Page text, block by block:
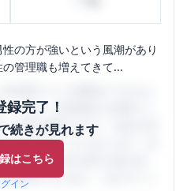
の方が強いという風潮があり
管理職も増えてきて...
録完了！
続きが見れます
はこちら
イン
ハブ)は、女性限定の企業口コ
女性の働きやすさ・会社の評
き点がたくさんあります。先
して、本当の会社の姿を知
解消するために、ぜひサイト